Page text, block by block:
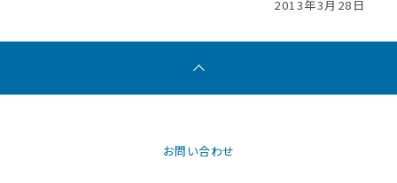
2013年3月28日
お問い合わせ